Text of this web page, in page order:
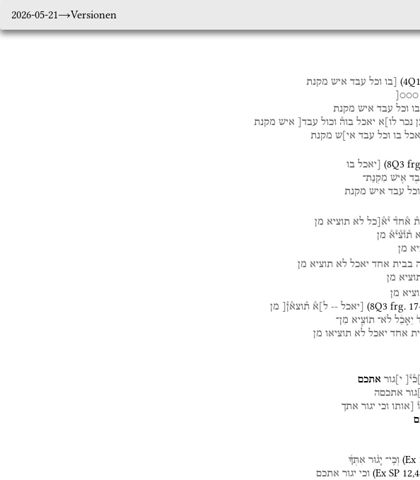
2026-05-21 Versionen
( [בו וכל עבד איש מקנת
○○○[
בו וכל עבד איש מקנת
נכר לו]א יאכל בוה֯ וכול עבד[ איש מקנת
בו וכל עבד אי]ש מקנת
(8Q3 [יאכל בו
אִ֖ישׁ מִקְנַת־
וכל עבד איש מקנת
א֯חד֯ י֯א֯[כל לא תוציא מן
ת֯ו֯צ֯י֯א֯ מן
מן
בבית אחד יאכל לא תוציא מן
מן
מן
(8Q3 frg. [יאכל -- ל]א֯ ת֯וצא֯ן֯[ מן
יֵאָכֵ֔ל לֹא־ תוֹצִ֧יא מִן־
אחד יאכל לא תוציאו מן
י]גור אתכם
אתכםה
[אותו וכי יגור אתך
(Ex וְכִֽי־ יָג֨וּר אִתְּךָ֜
(Ex SP 12, וכי יגור אתכם